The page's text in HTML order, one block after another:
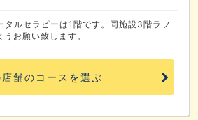
ルセラピーは1階です。同施設3階ラフ
お願い致します。
店舗のコースを選ぶ